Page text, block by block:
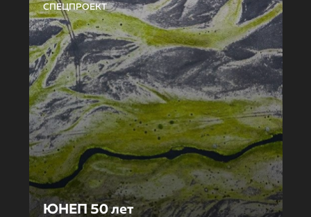
СПЕЦПРОЕКТ
ЮНЕП 50 лет